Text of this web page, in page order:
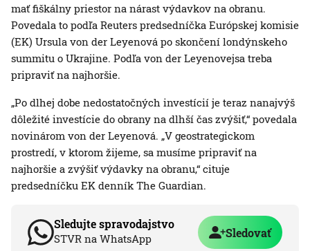
mať fiškálny priestor na nárast výdavkov na obranu.
Povedala to podľa Reuters predsedníčka Európskej komisie
(EK) Ursula von der Leyenová po skončení londýnskeho
summitu o Ukrajine. Podľa von der Leyenovejsa treba
pripraviť na najhoršie.
„Po dlhej dobe nedostatočných investícií je teraz nanajvýš
dôležité investície do obrany na dlhší čas zvýšiť,“ povedala
novinárom von der Leyenová. „V geostrategickom
prostredí, v ktorom žijeme, sa musíme pripraviť na
najhoršie a zvýšiť výdavky na obranu,“ cituje
predsedníčku EK denník The Guardian.
Sledujte spravodajstvo
STVR na WhatsApp Sledovať